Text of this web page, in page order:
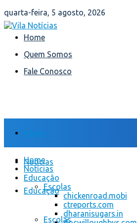
quarta-feira, 5 agosto, 2026
Home
Quem Somos
Fale Conosco
Home
Notícias
Educação
Escolas
Home
Notícias
Educação
Escolas
chickenroad.mobi
ctreports.com
dharanisugars.in